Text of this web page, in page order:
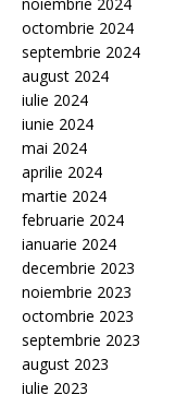
octombrie 2024
septembrie 2024
august 2024
iulie 2024
iunie 2024
mai 2024
aprilie 2024
martie 2024
februarie 2024
ianuarie 2024
decembrie 2023
noiembrie 2023
octombrie 2023
septembrie 2023
august 2023
iulie 2023